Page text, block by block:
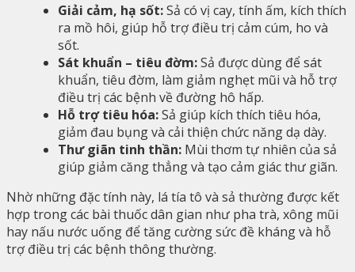
Giải cảm, hạ sốt:Sả có vị cay, tính ấm, kích thích
ra mồ hôi, giúp hỗ trợ điều trị cảm cúm, ho và
sốt.
Sát khuẩn – tiêu đờm:Sả được dùng để sát
khuẩn, tiêu đờm, làm giảm nghẹt mũi và hỗ trợ
điều trị các bệnh về đường hô hấp.
Hỗ trợ tiêu hóa:Sả giúp kích thích tiêu hóa,
giảm đau bụng và cải thiện chức năng dạ dày.
Thư giãn tinh thần: Mùi thơm tự nhiên của sả
giúp giảm căng thẳng và tạo cảm giác thư giãn.
Nhờ những đặc tính này, lá tía tô và sả thường được kết
hợp trong các bài thuốc dân gian như pha trà, xông mũi
hay nấu nước uống để tăng cường sức đề kháng và hỗ
trợ điều trị các bệnh thông thường.